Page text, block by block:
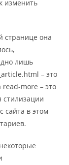
изменить
странице она
лишь
– это
more – это
стилизации
сайта в этом